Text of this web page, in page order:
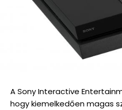
A Sony Interactive
hogy kiemelkedően magas